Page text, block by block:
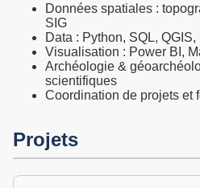
Données spatiales :
SIG
Data : Python, SQL, QGIS,
Visualisation : Power BI,
Archéologie &
scientifiques
Coordination de projets et
Projets